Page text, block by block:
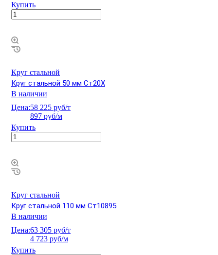
Купить
Круг стальной
Круг стальной 50 мм Ст20Х
В наличии
Цена:58 225 руб/т
897 руб/м
Купить
Круг стальной
Круг стальной 110 мм Ст10895
В наличии
Цена:63 305 руб/т
4 723 руб/м
Купить